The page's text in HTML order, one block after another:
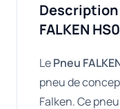
FALKEN
LePneu
pneu de
Falken. Ce